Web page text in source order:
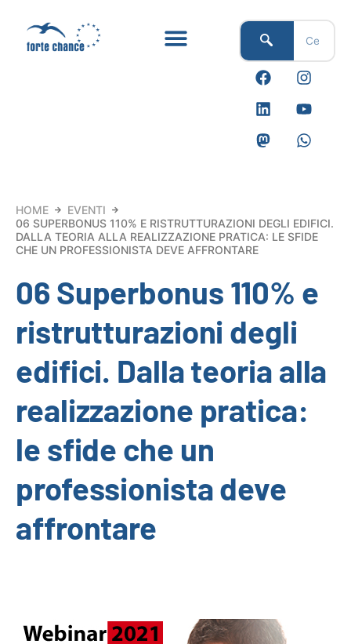
contenuto
F
a
c
e
b
o
I
n
s
t
a
g
L
i
n
k
e
d
Y
o
u
t
u
b
M
a
s
t
o
d
W
h
a
t
s
a
HOME
EVENTI
06 SUPERBONUS 110% E RISTRUTTURAZIONI DEGLI EDIFICI.
DALLA TEORIA ALLA REALIZZAZIONE PRATICA: LE SFIDE
CHE UN PROFESSIONISTA DEVE AFFRONTARE
06 Superbonus 110% e
ristrutturazioni degli
edifici. Dalla teoria alla
realizzazione pratica:
le sfide che un
professionista deve
affrontare